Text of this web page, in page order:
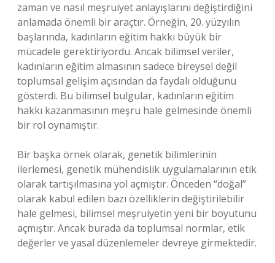
zaman ve nasıl meşruiyet anlayışlarını değiştirdiğini
anlamada önemli bir araçtır. Örneğin, 20. yüzyılın
başlarında, kadınların eğitim hakkı büyük bir
mücadele gerektiriyordu. Ancak bilimsel veriler,
kadınların eğitim almasının sadece bireysel değil
toplumsal gelişim açısından da faydalı olduğunu
gösterdi. Bu bilimsel bulgular, kadınların eğitim
hakkı kazanmasının meşru hale gelmesinde önemli
bir rol oynamıştır.
Bir başka örnek olarak, genetik bilimlerinin
ilerlemesi, genetik mühendislik uygulamalarının etik
olarak tartışılmasına yol açmıştır. Önceden “doğal”
olarak kabul edilen bazı özelliklerin değiştirilebilir
hale gelmesi, bilimsel meşruiyetin yeni bir boyutunu
açmıştır. Ancak burada da toplumsal normlar, etik
değerler ve yasal düzenlemeler devreye girmektedir.